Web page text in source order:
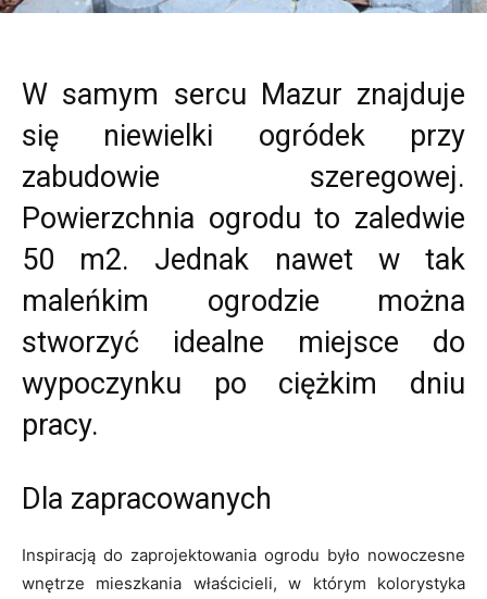
W samym sercu Mazur znajduje
się niewielki ogródek przy
zabudowie szeregowej.
Powierzchnia ogrodu to zaledwie
50 m2. Jednak nawet w tak
maleńkim ogrodzie można
stworzyć idealne miejsce do
wypoczynku po ciężkim dniu
pracy.
Dla zapracowanych
Inspiracją do zaprojektowania ogrodu było nowoczesne
wnętrze mieszkania właścicieli, w którym kolorystyka